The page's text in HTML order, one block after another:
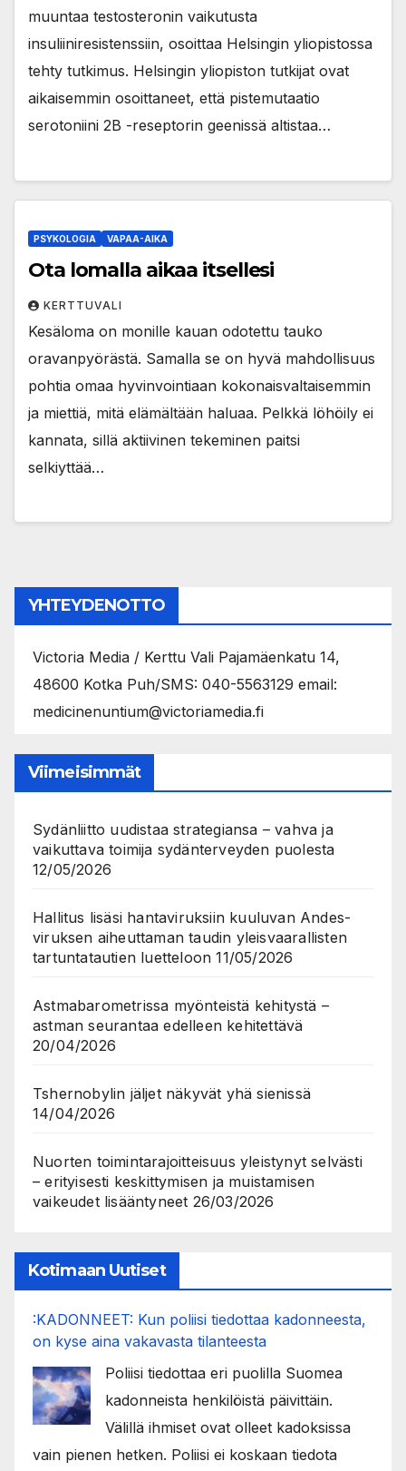
muuntaa testosteronin vaikutusta
insuliiniresistenssiin, osoittaa Helsingin yliopistossa
tehty tutkimus. Helsingin yliopiston tutkijat ovat
aikaisemmin osoittaneet, että pistemutaatio
serotoniini 2B -reseptorin geenissä altistaa…
PSYKOLOGIA VAPAA-AIKA
Ota lomalla aikaa itsellesi
KERTTUVALI
Kesäloma on monille kauan odotettu tauko
oravanpyörästä. Samalla se on hyvä mahdollisuus
pohtia omaa hyvinvointiaan kokonaisvaltaisemmin
ja miettiä, mitä elämältään haluaa. Pelkkä löhöily ei
kannata, sillä aktiivinen tekeminen paitsi
selkiyttää…
YHTEYDENOTTO
Victoria Media / Kerttu Vali Pajamäenkatu 14,
48600 Kotka Puh/SMS: 040-5563129 email:
medicinenuntium@victoriamedia.fi
Viimeisimmät
Sydänliitto uudistaa strategiansa – vahva ja
vaikuttava toimija sydänterveyden puolesta
12/05/2026
Hallitus lisäsi hantaviruksiin kuuluvan Andes-
viruksen aiheuttaman taudin yleisvaarallisten
tartuntatautien luetteloon 11/05/2026
Astmabarometrissa myönteistä kehitystä –
astman seurantaa edelleen kehitettävä
20/04/2026
Tshernobylin jäljet näkyvät yhä sienissä
14/04/2026
Nuorten toimintarajoitteisuus yleistynyt selvästi
– erityisesti keskittymisen ja muistamisen
vaikeudet lisääntyneet 26/03/2026
Kotimaan Uutiset
:KADONNEET: Kun poliisi tiedottaa kadonneesta,
on kyse aina vakavasta tilanteesta
Poliisi tiedottaa eri puolilla Suomea
kadonneista henkilöistä päivittäin.
Välillä ihmiset ovat olleet kadoksissa
vain pienen hetken. Poliisi ei koskaan tiedota